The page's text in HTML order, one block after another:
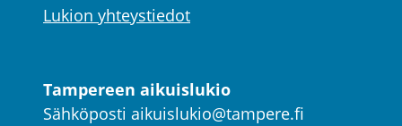
Lukion yhteystiedot
Tampereen aikuislukio
Sähköposti aikuislukio@tampere.fi